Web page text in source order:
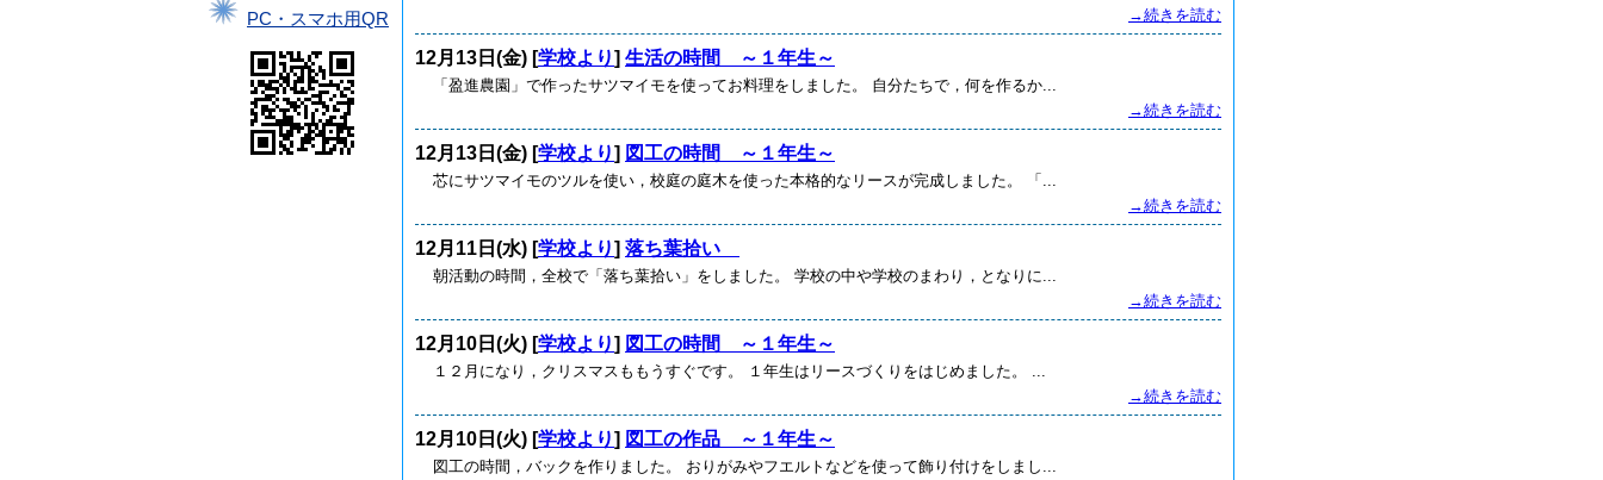
PC・スマホ用QR
→続きを読む
12月13日(金) [学校より] 生活の時間 ～１年生～
「盈進農園」で作ったサツマイモを使ってお料理をしました。 自分たちで，何を作るか...
→続きを読む
12月13日(金) [学校より] 図工の時間 ～１年生～
芯にサツマイモのツルを使い，校庭の庭木を使った本格的なリースが完成しました。 「...
→続きを読む
12月11日(水) [学校より] 落ち葉拾い
朝活動の時間，全校で「落ち葉拾い」をしました。 学校の中や学校のまわり，となりに...
→続きを読む
12月10日(火) [学校より] 図工の時間 ～１年生～
１２月になり，クリスマスももうすぐです。 １年生はリースづくりをはじめました。 ...
→続きを読む
12月10日(火) [学校より] 図工の作品 ～１年生～
図工の時間，バックを作りました。 おりがみやフエルトなどを使って飾り付けをしまし...